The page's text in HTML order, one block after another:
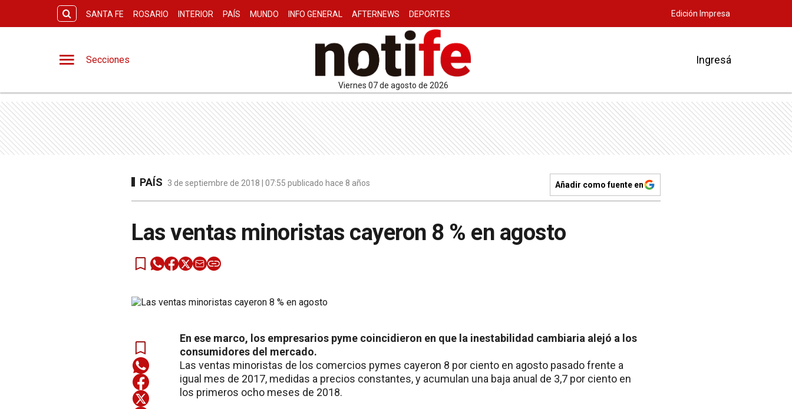
SANTA FE ROSARIO INTERIOR PAÍS MUNDO INFO GENERAL AFTERNEWS DEPORTES Edición Impresa
Secciones
viernes 07 de agosto de 2026
Ingresá
PAÍS 3 de septiembre de 2018 | 07:55 publicado hace 8 años Añadir como fuente en
Las ventas minoristas cayeron 8 % en agosto
En ese marco, los empresarios pyme coincidieron en que la inestabilidad cambiaria alejó a los
consumidores del mercado.
Las ventas minoristas de los comercios pymes cayeron 8 por ciento en agosto pasado frente a
igual mes de 2017, medidas a precios constantes, y acumulan una baja anual de 3,7 por ciento en
los primeros ocho meses de 2018.